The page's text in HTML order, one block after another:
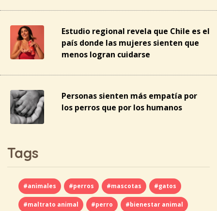
Estudio regional revela que Chile es el
país donde las mujeres sienten que
menos logran cuidarse
Personas sienten más empatía por
los perros que por los humanos
Tags
#animales #perros #mascotas #gatos
#maltrato animal #perro #bienestar animal